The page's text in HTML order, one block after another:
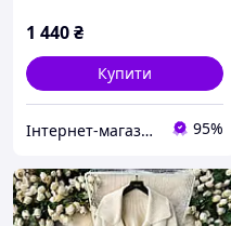
1 440₴
Купити
Інтернет-магазин одягу та взуття KedON 95%